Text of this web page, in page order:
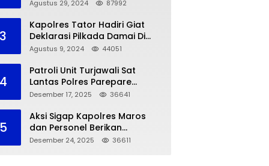
Agustus 29, 2024 87992
3
Kapolres Tator Hadiri Giat
Deklarasi Pilkada Damai Di
Makassar
Agustus 9, 2024 44051
Patroli Unit Turjawali Sat
Lantas Polres Parepare
Lakukan Pemantauan Area
Desember 17, 2025 36641
Aksi Sigap Kapolres Maros
dan Personel Berikan
Pertolongan Korban
Desember 24, 2025 36611